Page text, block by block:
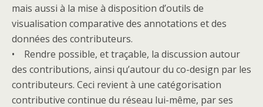
mais aussi à la mise à disposition d’outils de
visualisation comparative des annotations et des
données des contributeurs.
• Rendre possible, et traçable, la discussion autour
des contributions, ainsi qu’autour du co-design par les
contributeurs. Ceci revient à une catégorisation
contributive continue du réseau lui-même, par ses